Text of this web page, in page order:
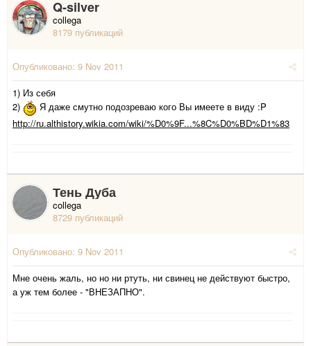
Q-silver
collega
8179 публикаций
Опубликовано: 9 Nov 2011
1) Из себя
2)
Я даже смутно подозреваю кого Вы имеете в виду :P
http://ru.althistory.wikia.com/wiki/%D0%9F...%8C%D0%BD%D1%83
Тень Дуба
collega
8729 публикаций
Опубликовано: 9 Nov 2011
Мне очень жаль, но но ни ртуть, ни свинец не действуют быстро,
а уж тем более - "ВНЕЗАПНО".